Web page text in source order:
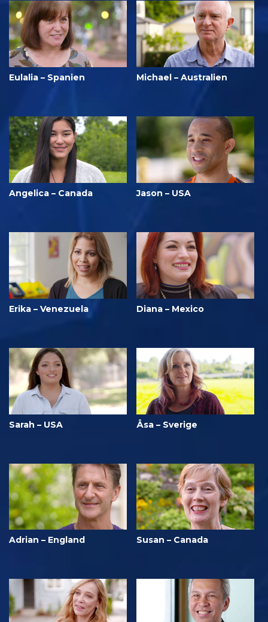
Eulalia – Spanien Michael – Australien
Angelica – Canada Jason – USA
Erika – Venezuela Diana – Mexico
Sarah – USA Åsa – Sverige
Adrian – England Susan – Canada